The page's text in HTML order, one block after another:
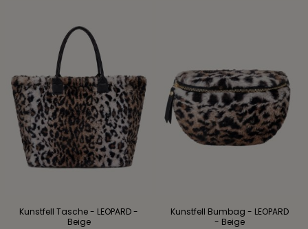
Kunstfell Tasche - LEOPARD -
Beige
Kunstfell Bumbag - LEOPARD
- Beige